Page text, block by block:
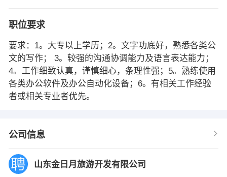
职位要求
要求：1。大专以上学历；2。文字功底好，熟悉各类公
文的写作； 3。较强的沟通协调能力及语言表达能力；
4。工作细致认真，谨慎细心，条理性强；5。熟练使用
各类办公软件及办公自动化设备；6。有相关工作经验
者或相关专业者优先。
公司信息
山东金日月旅游开发有限公司